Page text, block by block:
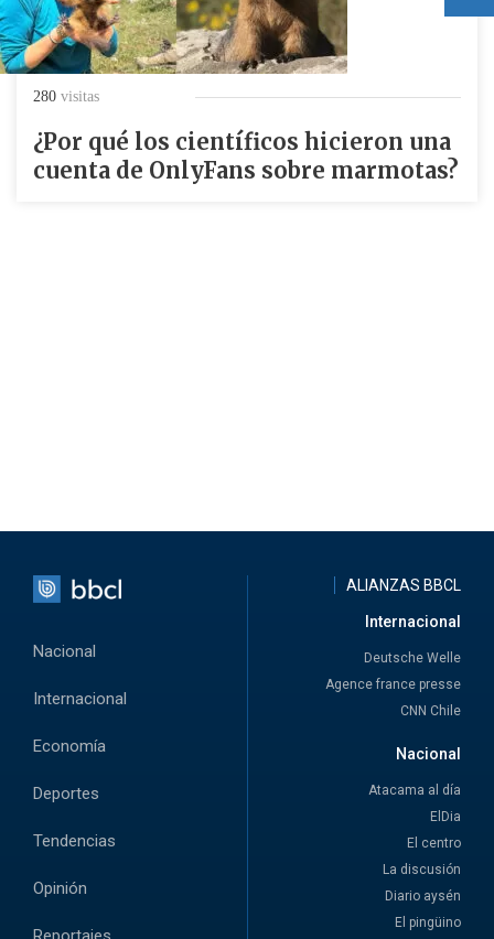
280 visitas
¿Por qué los científicos hicieron una
cuenta de OnlyFans sobre marmotas?
Nacional
Internacional
Economía
Deportes
Tendencias
Opinión
ALIANZAS BBCL
Internacional
Deutsche Welle
Agence france presse
CNN Chile
Nacional
Atacama al día
ElDia
El centro
La discusión
Diario aysén
El pingüino